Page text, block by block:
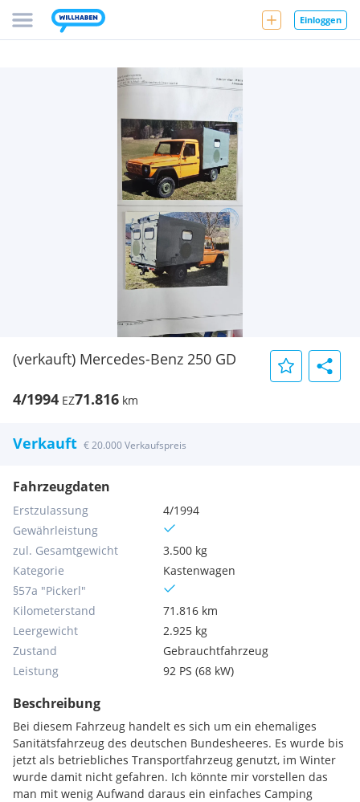
Einloggen
(verkauft) Mercedes-Benz 250 GD
4/1994 EZ71.816 km
Verkauft € 20.000 Verkaufspreis
Fahrzeugdaten
Erstzulassung
4/1994
Gewährleistung
zul. Gesamtgewicht
3.500 kg
Kategorie
Kastenwagen
§57a "Pickerl"
Kilometerstand
71.816 km
Leergewicht
2.925 kg
Zustand
Gebrauchtfahrzeug
Leistung
92 PS (68 kW)
Beschreibung
Bei diesem Fahrzeug handelt es sich um ein ehemaliges
Sanitätsfahrzeug des deutschen Bundesheeres. Es wurde bis
jetzt als betriebliches Transportfahrzeug genutzt, im Winter
wurde damit nicht gefahren. Ich könnte mir vorstellen das
man mit wenig Aufwand daraus ein einfaches Camping